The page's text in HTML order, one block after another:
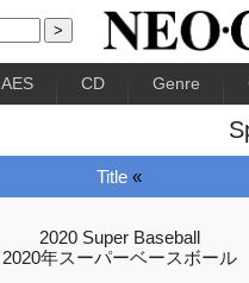
AES CD Genre
Title «
2020 Super Baseball
2020年スーパーベースボール